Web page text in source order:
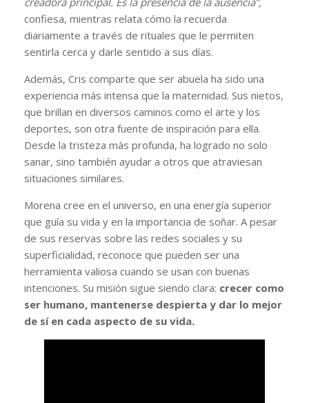
confiesa, mientras relata cómo la recuerda
diariamente a través de rituales que le permiten
sentirla cerca y darle sentido a sus días.
Además, Cris comparte que ser abuela ha sido una
experiencia más intensa que la maternidad. Sus nietos,
que brillan en diversos caminos como el arte y los
deportes, son otra fuente de inspiración para ella.
Desde la tristeza más profunda, ha logrado no solo
sanar, sino también ayudar a otros que atraviesan
situaciones similares.
Morena cree en el universo, en una energía superior
que guía su vida y en la importancia de soñar. A pesar
de sus reservas sobre las redes sociales y su
superficialidad, reconoce que pueden ser una
herramienta valiosa cuando se usan con buenas
intenciones. Su misión sigue siendo clara: crecer como
ser humano, mantenerse despierta y dar lo mejor
de sí en cada aspecto de su vida.